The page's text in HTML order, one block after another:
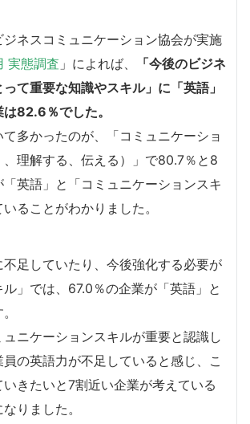
ネスコミュニケーション協会が実施
実態調査 」によれば、
「今後のビジネ
て重要な知識やスキル」に「英語」
82.6％でした。
て多かったのが、「コミュニケーショ
、理解する、伝える）」で80.7％と8
英語」と「コミュニケーションスキ
ることがわかりました。
不足していたり、今後強化する必要が
」では、67.0％の企業が「英語」と
ニケーションスキルが重要と認識し
の英語力が不足していると感じ、こ
きたいと7割近い企業が考えている
りました。